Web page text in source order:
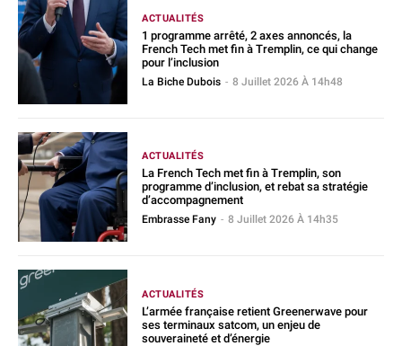
ACTUALITÉS
1 programme arrêté, 2 axes annoncés, la
French Tech met fin à Tremplin, ce qui change
pour l’inclusion
La Biche Dubois - 8 Juillet 2026 À 14h48
ACTUALITÉS
La French Tech met fin à Tremplin, son
programme d’inclusion, et rebat sa stratégie
d’accompagnement
Embrasse Fany - 8 Juillet 2026 À 14h35
ACTUALITÉS
L’armée française retient Greenerwave pour
ses terminaux satcom, un enjeu de
souveraineté et d’énergie